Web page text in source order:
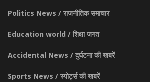
Politics News / राजनीतिक समाचार
Education world / शिक्षा जगत
Accidental News / दुर्घटना की खबरें
Sports News / स्पोर्ट्स की खबरें